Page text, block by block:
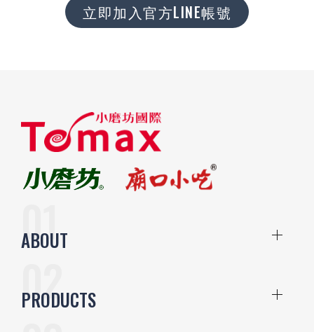
立即加入官方LINE帳號
ABOUT
PRODUCTS